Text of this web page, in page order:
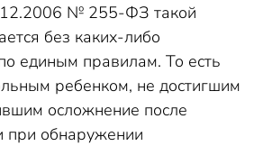
№ 255-ФЗ такой
без каких-либо
единым правилам. То есть
ребенком, не достигшим
осложнение после
при обнаружении